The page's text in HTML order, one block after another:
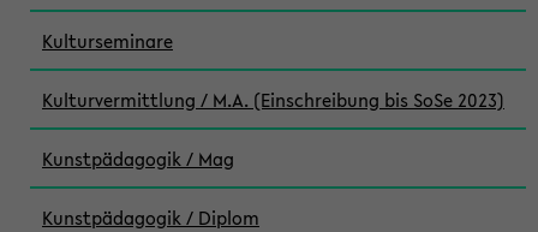
Kulturseminare
Kulturvermittlung / M.A. (Einschreibung bis SoSe 2023)
Kunstpädagogik / Mag
Kunstpädagogik / Diplom